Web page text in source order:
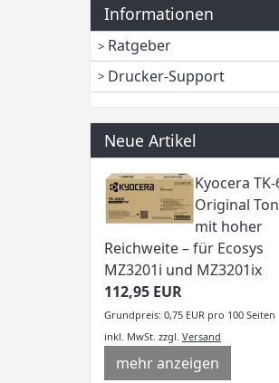
Informationen
Ratgeber
Drucker-Support
Neue Artikel
Kyocera
Original
mit hoher
Reichweite – für Ecosys
MZ3201i und MZ3201ix
112,95 EUR
Grundpreis: 0,75 EUR pro 100 Seiten
inkl. MwSt. zzgl. Versand
mehr anzeigen